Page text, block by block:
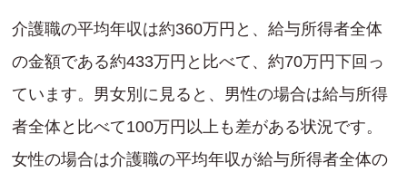
介護職の平均年収は約360万円と、給与所得者全体
の金額である約433万円と比べて、約70万円下回っ
ています。男女別に見ると、男性の場合は給与所得
者全体と比べて100万円以上も差がある状況です。
女性の場合は介護職の平均年収が給与所得者全体の